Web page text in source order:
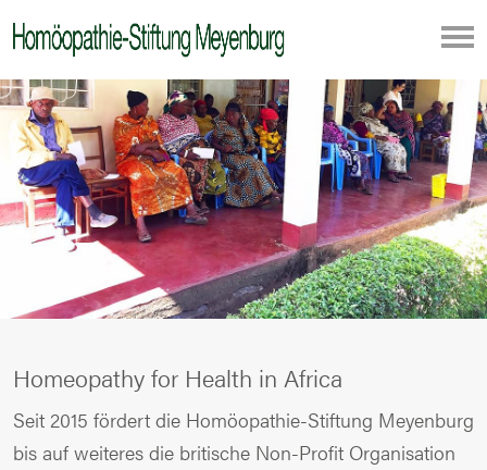
Homeopathy for Health in Africa
Seit 2015 fördert die Homöopathie-Stiftung Meyenburg
bis auf weiteres die britische Non-Profit Organisation